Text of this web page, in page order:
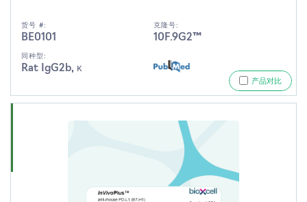
货号 #:
BE0101
克隆号:
10F.9G2™
同种型:
Rat IgG2b, κ
产品对比